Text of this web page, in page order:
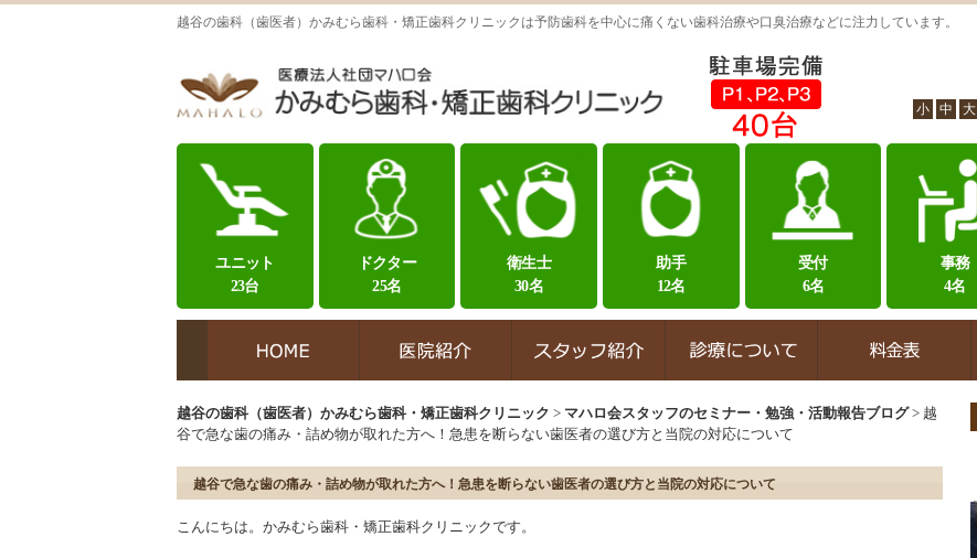
越谷の歯科（歯医者）かみむら歯科・矯正歯科クリニックは予防歯科を中心に痛くない歯科治療や口臭治療などに注力しています。
小 中 大
ユニット
23台
ドクター
25名
衛生士
30名
助手
12名
受付
6名
事務
4名
越谷の歯科（歯医者）かみむら歯科・矯正歯科クリニック > マハロ会スタッフのセミナー・勉強・活動報告ブログ> 越
谷で急な歯の痛み・詰め物が取れた方へ！急患を断らない歯医者の選び方と当院の対応について
越谷で急な歯の痛み・詰め物が取れた方へ！急患を断らない歯医者の選び方と当院の対応について
こんにちは。かみむら歯科・矯正歯科クリニックです。